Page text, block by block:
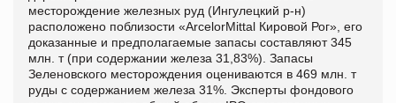
месторождение железных руд (Ингулецкий р-н)
расположено поблизости «ArcelorMittal Кировой Рог», его
доказанные и предполагаемые запасы составляют 345
млн. т (при содержании железа 31,83%). Запасы
Зеленовского месторождения оцениваются в 469 млн. т
руды с содержанием железа 31%. Эксперты фондового